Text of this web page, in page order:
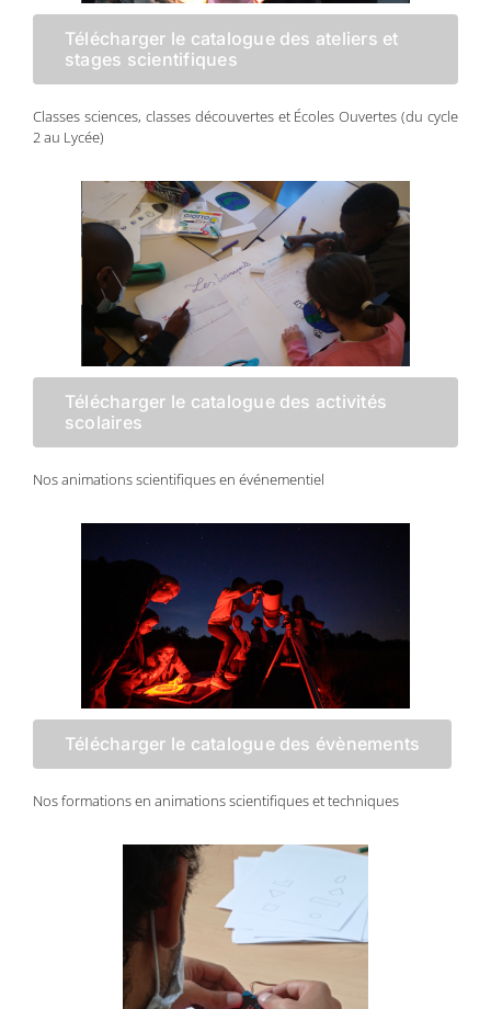
Télécharger le catalogue des ateliers et
stages scientifiques
Classes sciences, classes découvertes et Écoles Ouvertes (du cycle
2 au Lycée)
Télécharger le catalogue des activités
scolaires
Nos animations scientifiques en événementiel
Télécharger le catalogue des évènements
Nos formations en animations scientifiques et techniques